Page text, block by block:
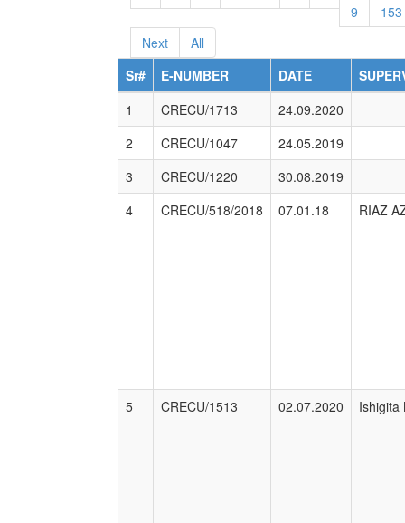
9
153
Next
All
Sr#
E-NUMBER DATE
1
CRECU/1713
24.09.2020
2
CRECU/1047
24.05.2019
3
CRECU/1220
30.08.2019
4
CRECU/518/2018 07.01.18 RIAZ
5 CRECU/1513 02.07.2020 Ishigita